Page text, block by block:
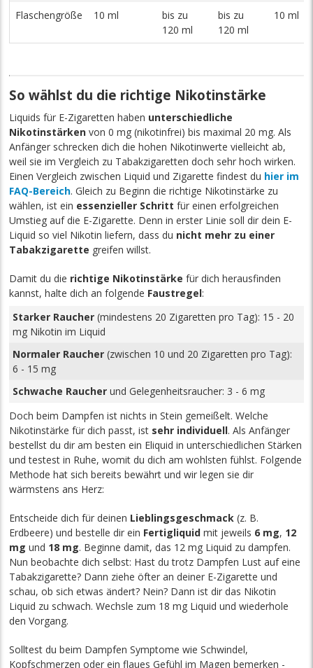
Flaschengröße 10 ml
bis zu
120 ml
bis zu
120 ml
10 ml
So wählst du die richtige Nikotinstärke
Liquids für E-Zigaretten haben unterschiedliche
Nikotinstärken von 0 mg (nikotinfrei) bis maximal 20 mg. Als
Anfänger schrecken dich die hohen Nikotinwerte vielleicht ab,
weil sie im Vergleich zu Tabakzigaretten doch sehr hoch wirken.
Einen Vergleich zwischen Liquid und Zigarette findest du hier im
FAQ-Bereich. Gleich zu Beginn die richtige Nikotinstärke zu
wählen, ist ein essenzieller Schritt für einen erfolgreichen
Umstieg auf die E-Zigarette. Denn in erster Linie soll dir dein E-
Liquid so viel Nikotin liefern, dass du nicht mehr zu einer
Tabakzigarette greifen willst.
Damit du die richtige Nikotinstärke für dich herausfinden
kannst, halte dich an folgende Faustregel:
Starker Raucher (mindestens 20 Zigaretten pro Tag): 15 - 20
mg Nikotin im Liquid
Normaler Raucher (zwischen 10 und 20 Zigaretten pro Tag):
6 - 15 mg
Schwache Raucher und Gelegenheitsraucher: 3 - 6 mg
Doch beim Dampfen ist nichts in Stein gemeißelt. Welche
Nikotinstärke für dich passt, ist sehr individuell. Als Anfänger
bestellst du dir am besten ein Eliquid in unterschiedlichen Stärken
und testest in Ruhe, womit du dich am wohlsten fühlst. Folgende
Methode hat sich bereits bewährt und wir legen sie dir
wärmstens ans Herz:
Entscheide dich für deinen Lieblingsgeschmack (z. B.
Erdbeere) und bestelle dir ein Fertigliquid mit jeweils 6 mg, 12
mg und 18 mg. Beginne damit, das 12 mg Liquid zu dampfen.
Nun beobachte dich selbst: Hast du trotz Dampfen Lust auf eine
Tabakzigarette? Dann ziehe öfter an deiner E-Zigarette und
schau, ob sich etwas ändert? Nein? Dann ist dir das Nikotin
Liquid zu schwach. Wechsle zum 18 mg Liquid und wiederhole
den Vorgang.
Solltest du beim Dampfen Symptome wie Schwindel,
Kopfschmerzen oder ein flaues Gefühl im Magen bemerken -